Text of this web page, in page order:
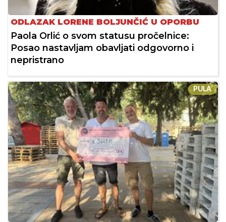
ODLAZAK LORENE BOLJUNČIĆ U OPORBU
Paola Orlić o svom statusu pročelnice:
Posao nastavljam obavljati odgovorno i
nepristrano
PULA